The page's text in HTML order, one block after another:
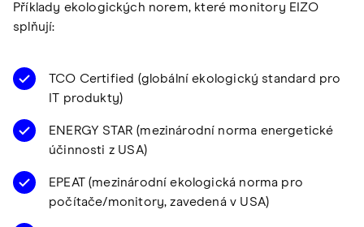
Příklady ekologických norem, které monitory EIZO
splňují:
TCO Certified (globální ekologický standard pro
IT produkty)
ENERGY STAR (mezinárodní norma energetické
účinnosti z USA)
EPEAT (mezinárodní ekologická norma pro
počítače/monitory, zavedená v USA)